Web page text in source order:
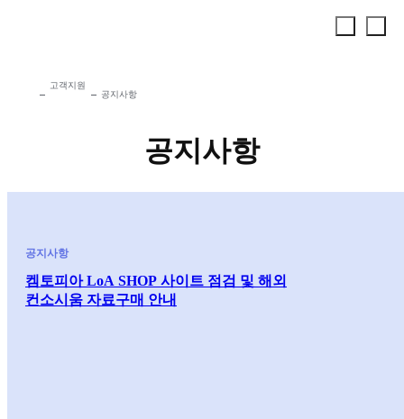
고객지원
공지사항
공지사항
공지사항
켐토피아 LoA SHOP 사이트 점검 및 해외
컨소시움 자료구매 안내